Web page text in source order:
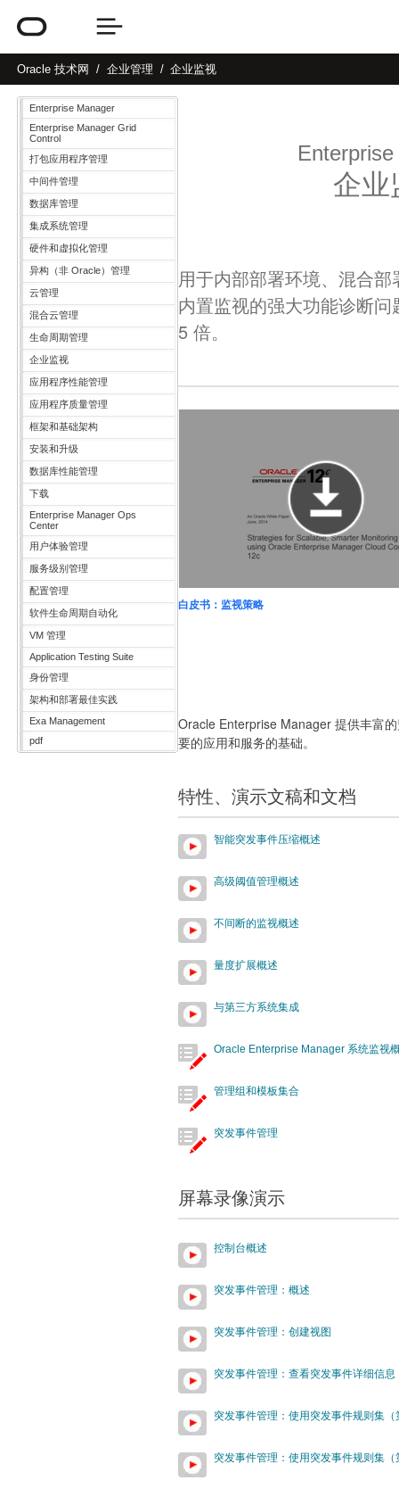
Oracle 技术网 企业管理 企业监视
Enterprise Manager
Enterprise Manager Grid
Control
打包应用程序管理
中间件管理
数据库管理
集成系统管理
硬件和虚拟化管理
异构（非 Oracle）管理
云管理
混合云管理
生命周期管理
企业监视
应用程序性能管理
应用程序质量管理
框架和基础架构
安装和升级
数据库性能管理
下载
Enterprise Manager Ops
Center
用户体验管理
服务级别管理
配置管理
软件生命周期自动化
VM 管理
Application Testing Suite
身份管理
架构和部署最佳实践
Exa Management
pdf
企业
用于内部部署环境、混合
内置监视的强大功能诊断
5 倍。
白皮书：监视策略
Oracle Enterprise Manager 提供丰富
要的应用和服务的基础。
特性、演示文稿和文档
智能突发事件压缩概述
高级阈值管理概述
不间断的监视概述
量度扩展概述
与第三方系统集成
Oracle Enterprise Manager 系统监视
管理组和模板集合
突发事件管理
屏幕录像演示
控制台概述
突发事件管理：概述
突发事件管理：创建视图
突发事件管理：查看突发事件详细信息
突发事件管理：使用突发事件规则集（
突发事件管理：使用突发事件规则集（